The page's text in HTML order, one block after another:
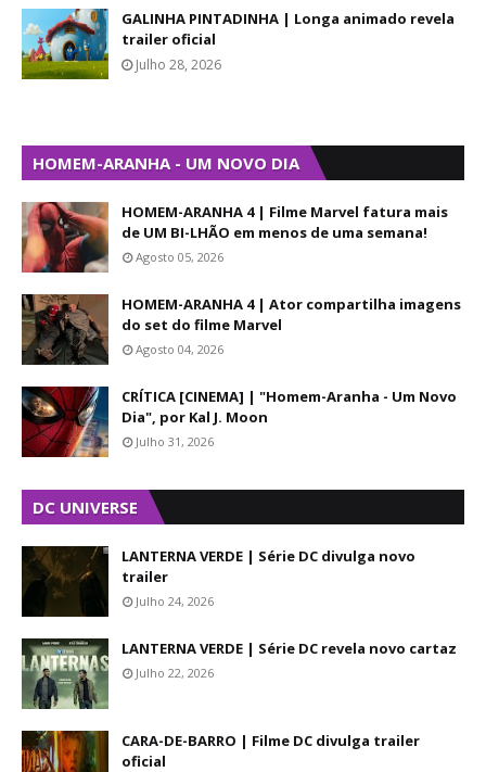
GALINHA PINTADINHA | Longa animado revela
trailer oficial
Julho 28, 2026
HOMEM-ARANHA - UM NOVO DIA
HOMEM-ARANHA 4 | Filme Marvel fatura mais
de UM BI-LHÃO em menos de uma semana!
Agosto 05, 2026
HOMEM-ARANHA 4 | Ator compartilha imagens
do set do filme Marvel
Agosto 04, 2026
CRÍTICA [CINEMA] | "Homem-Aranha - Um Novo
Dia", por Kal J. Moon
Julho 31, 2026
DC UNIVERSE
LANTERNA VERDE | Série DC divulga novo
trailer
Julho 24, 2026
LANTERNA VERDE | Série DC revela novo cartaz
Julho 22, 2026
CARA-DE-BARRO | Filme DC divulga trailer
oficial